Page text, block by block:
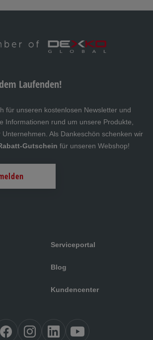
Serviceportal
Blog
Kundencenter
Laufenden!
für unseren kostenlosen Newsletter und
Informationen rund um unsere Produkte,
Als Dankeschön schenken wir
Gutschein für unseren Webshop!